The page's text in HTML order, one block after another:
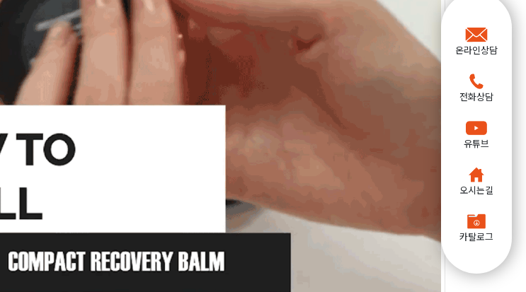
온라인상담
전화상담
유튜브
오시는길
카탈로그